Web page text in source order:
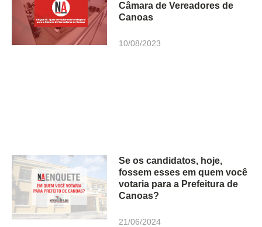
Câmara de Vereadores de
Canoas
10/08/2023
Se os candidatos, hoje,
fossem esses em quem você
votaria para a Prefeitura de
Canoas?
21/06/2024